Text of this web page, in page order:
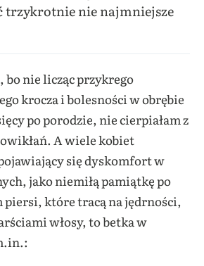
trzykrotnie nie najmniejsze
bo nie licząc przykrego
krocza i bolesności w obrębie
po porodzie, nie cierpiałam z
A wiele kobiet
się dyskomfort w
jako niemiłą pamiątkę po
piersi, które tracą na jędrności,
włosy, to betka w